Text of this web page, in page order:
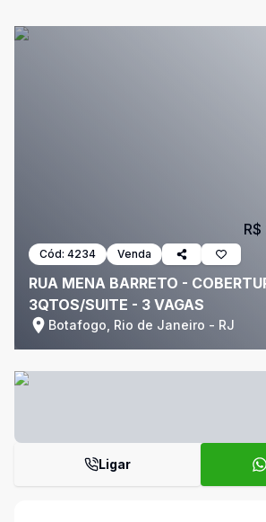
Cód: 4234 Venda
RUA MENA BARRETO -
3QTOS/SUITE - 3 VAGAS
Botafogo, Rio de Janeiro - RJ
Ligar